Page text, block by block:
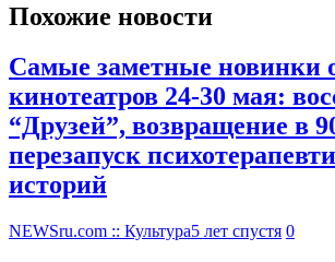
Похожие новости
Самые заметные новинки
кинотеатров 24-30 мая:
“Друзей”, возвращение в
перезапуск
историй
NEWSru.com :: Культура5 лет спустя 0